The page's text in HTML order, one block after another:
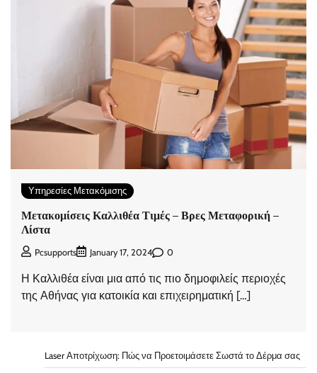
Υπηρεσίες Μετακόμισης
Μετακομίσεις Καλλιθέα Τιμές – Βρες Μεταφορική –
Λίστα
Pcsupports January 17, 2024 0
Η Καλλιθέα είναι μια από τις πιο δημοφιλείς περιοχές
της Αθήνας για κατοικία και επιχειρηματική […]
Laser Αποτρίχωση: Πώς να Προετοιμάσετε Σωστά το Δέρμα σας